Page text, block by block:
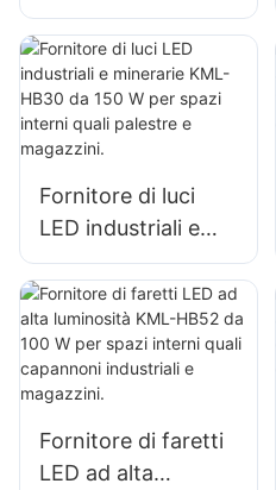
potenza KML-HB30
da 100 W per
l'illuminazione di
spazi interni in
fabbriche,
Fornitore di luci
LED industriali e
minerarie KML-
HB30 da 150 W per
spazi interni quali
palestre e
magazzini.
Fornitore di faretti
LED ad alta